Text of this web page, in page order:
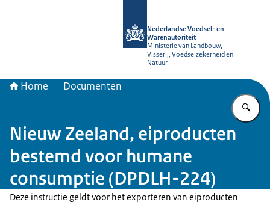
Nederlandse Voedsel- en
Warenautoriteit
Ministerie van Landbouw,
Visserij, Voedselzekerheid en
Natuur
Home Documenten
Nieuw Zeeland, eiproducten
bestemd voor humane
consumptie (DPDLH-224)
Deze instructie geldt voor het exporteren van eiproducten